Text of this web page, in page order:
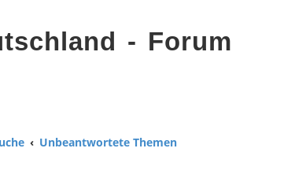
- Forum
Unbeantwortete Themen